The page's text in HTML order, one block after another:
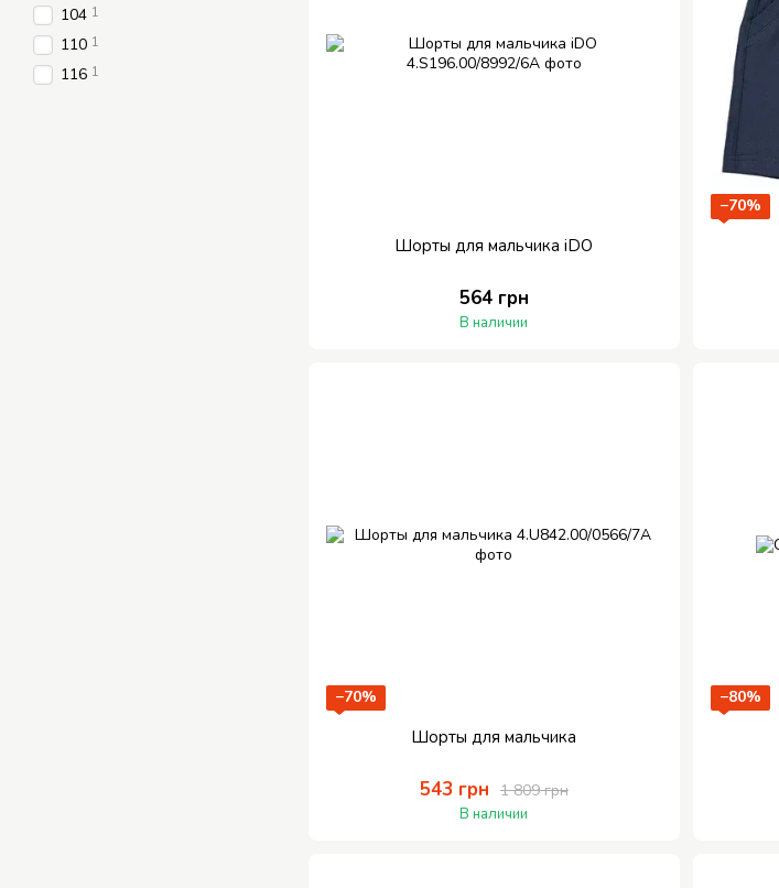
Шорты для мальчика iDO
564 грн
В наличии
−70%
−70%
Шорты для мальчика
1 809 грн
543 грн
В наличии
−80%
104 1
110 1
116 1